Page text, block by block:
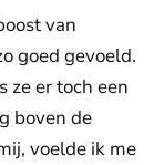
van
goed gevoeld.
ze er toch een
boven de
voelde ik me